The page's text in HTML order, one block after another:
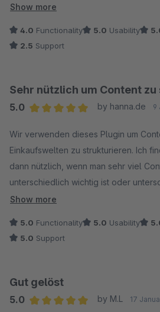
Leider lassen sich die einzelnen
Show more
4.0 Functionality 5.0 Usability
2.5 Support
Sehr nützlich um Content
5.0
by hanna.de 9
Wir verwenden dieses Plugin um
Einkaufswelten zu strukturieren. Ich
dann nützlich, wenn man sehr viel
unterschiedlich wichtig ist oder unterschiedliche Unterthemen
bedient, die man dann bequem in
sichtbaren Tab hat. Sehr lobenswert
Stuttgart Media. Wir hatten einen
Show more
5.0 Functionality 5.0 Usability
5.0 Support
Gut gelöst
5.0
by M.L 17